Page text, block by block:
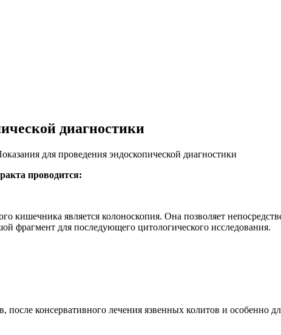
диагностики
для проведения эндоскопической диагностики
проводится:
кишечника является колоноскопия. Она позволяет
фрагмент для последующего цитологического исследования.
консервативного лечения язвенных колитов и особенно